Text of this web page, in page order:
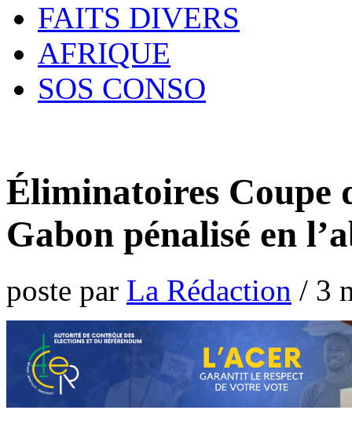
FAITS DIVERS
AFRIQUE
SOS CONSO
Éliminatoires Coupe
Gabon pénalisé en
poste par La Rédaction / 3